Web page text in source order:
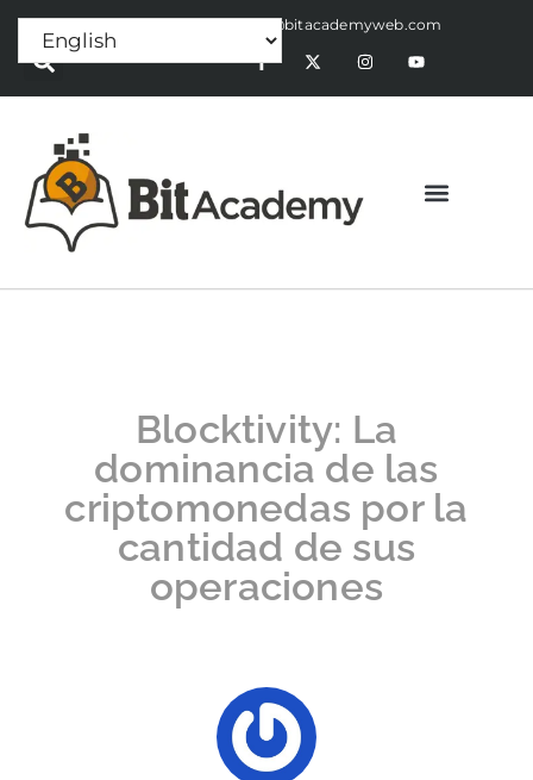
Press Release:alex@bitacademyweb.com
Blocktivity: La
dominancia de las
criptomonedas por la
cantidad de sus
operaciones